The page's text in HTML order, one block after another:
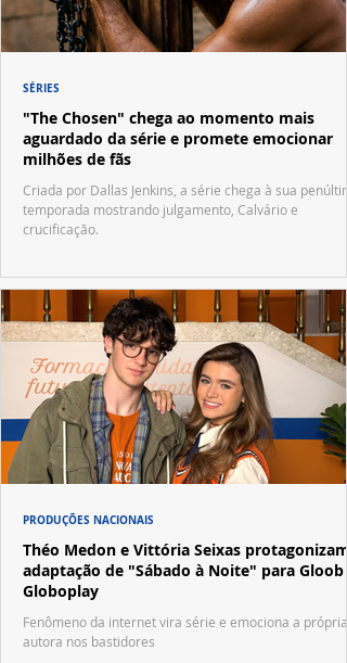
"The Chosen" chega ao momento mais
aguardado da série e promete emocionar
milhões de fãs
Criada por Dallas Jenkins, a série chega à sua
temporada mostrando julgamento, Calvário e
crucificação.
SÉRIES
Théo Medon e Vittória Seixas protagonizam
adaptação de "Sábado à Noite" para Gloob e
Globoplay
Fenômeno da internet vira série e emociona a própria
autora nos bastidores
PRODUÇÕES NACIONAIS